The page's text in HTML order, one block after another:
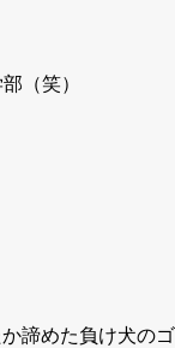
笑）
諦めた負け犬のゴ